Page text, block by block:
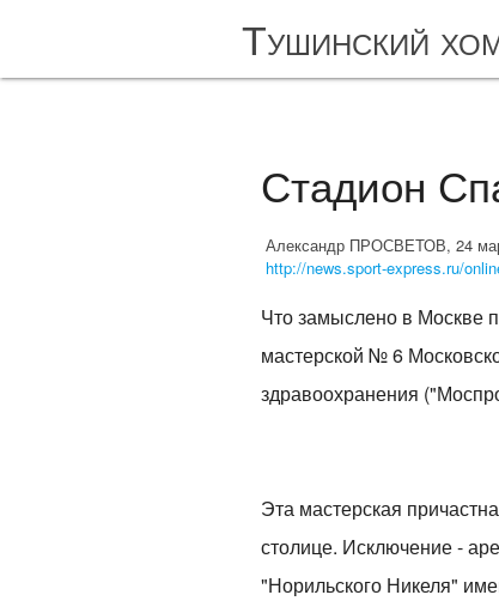
Тушинский
Стадион
Александр ПРОСВЕТОВ, 24
http://news.sport-express.ru/
Что замыслено в Москве
мастерской № 6
здравоохранения
Эта мастерская
столице. Исключение -
"Норильского Никеля"